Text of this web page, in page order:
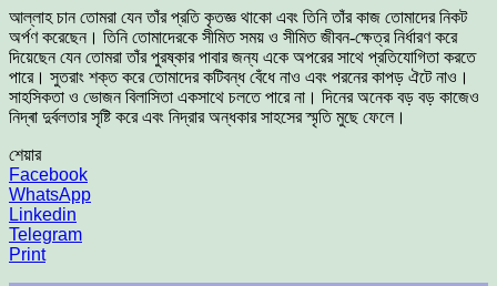
আল্লাহ চান তোমরা যেন তাঁর প্রতি কৃতজ্ঞ থাকো এবং তিনি তাঁর কাজ তোমাদের নিকট
অর্পণ করেছেন। তিনি তোমাদেরকে সীমিত সময় ও সীমিত জীবন-ক্ষেত্র নির্ধারণ করে
দিয়েছেন যেন তোমরা তাঁর পুরষ্কার পাবার জন্য একে অপরের সাথে প্রতিযোগিতা করতে
পারে। সুতরাং শক্ত করে তোমাদের কটিবন্ধ বেঁধে নাও এবং পরনের কাপড় ঐটে নাও।
সাহসিকতা ও ভোজন বিলাসিতা একসাথে চলতে পারে না। দিনের অনেক বড় বড় কাজেও
নিদ্ৰা দুর্বলতার সৃষ্টি করে এবং নিদ্রার অন্ধকার সাহসের স্মৃতি মুছে ফেলে।
শেয়ার
Facebook
WhatsApp
Linkedin
Telegram
Print